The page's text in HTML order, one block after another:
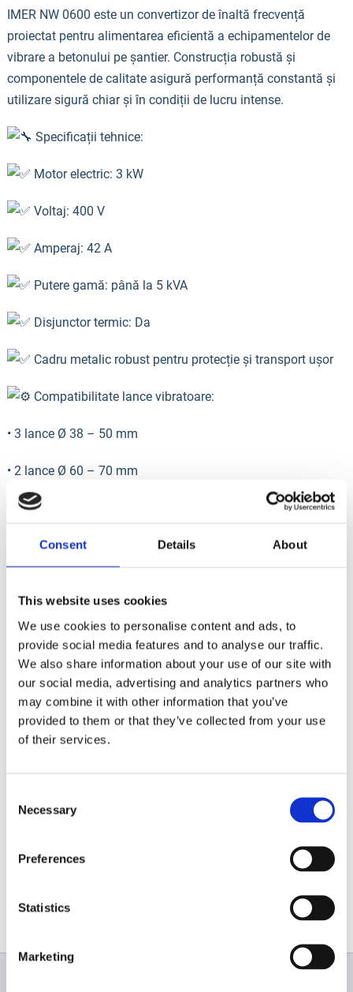
Consent Details About
This website uses cookies
We use cookies to personalise content and ads, to
provide social media features and to analyse our traffic.
We also share information about your use of our site with
our social media, advertising and analytics partners who
may combine it with other information that you’ve
provided to them or that they’ve collected from your use
of their services.
Selection
Necessary
Preferences
Statistics
Marketing
IMER NW 0600 este un convertizor de înaltă frecvență
proiectat pentru alimentarea eficientă a echipamentelor de
vibrare a betonului pe șantier. Construcția robustă și
componentele de calitate asigură performanță constantă și
utilizare sigură chiar și în condiții de lucru intense.
Specificații tehnice:
Motor electric: 3 kW
Voltaj: 400 V
Amperaj: 42 A
Putere gamă: până la 5 kVA
Disjunctor termic: Da
Cadru metalic robust pentru protecție și transport ușor
Compatibilitate lance vibratoare:
• 3 lance Ø 38 – 50 mm
• 2 lance Ø 60 – 70 mm
Avantaje:
Alimentare stabilă pentru vibratoare de beton
Protecție termică pentru siguranță în exploatare
Cadru metalic rezistent pentru protecția componentelor
Performanță constantă în utilizare intensivă
Pentru informații și comenzi:https://www.imer-romania.ro/
www.italiastar.ro